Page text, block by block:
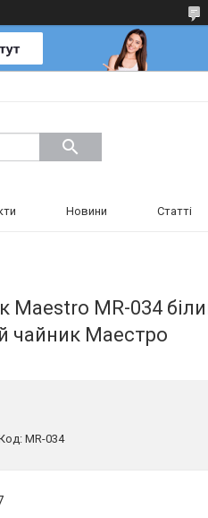
Новини Статті
Maestro MR-034
чайник Маестро
MR-034